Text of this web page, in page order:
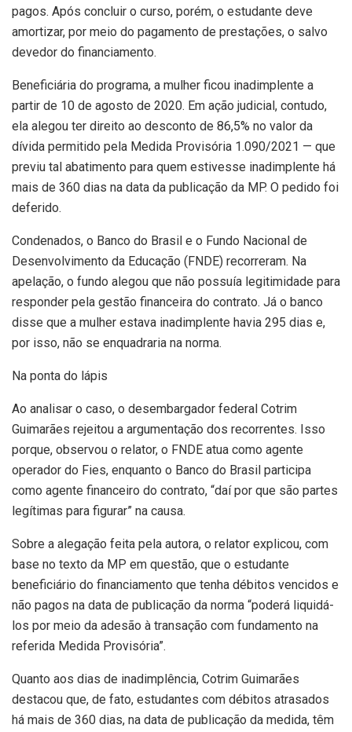
pagos. Após concluir o curso, porém, o estudante deve
amortizar, por meio do pagamento de prestações, o salvo
devedor do financiamento.
Beneficiária do programa, a mulher ficou inadimplente a
partir de 10 de agosto de 2020. Em ação judicial, contudo,
ela alegou ter direito ao desconto de 86,5% no valor da
dívida permitido pela Medida Provisória 1.090/2021 — que
previu tal abatimento para quem estivesse inadimplente há
mais de 360 dias na data da publicação da MP. O pedido foi
deferido.
Condenados, o Banco do Brasil e o Fundo Nacional de
Desenvolvimento da Educação (FNDE) recorreram. Na
apelação, o fundo alegou que não possuía legitimidade para
responder pela gestão financeira do contrato. Já o banco
disse que a mulher estava inadimplente havia 295 dias e,
por isso, não se enquadraria na norma.
Na ponta do lápis
Ao analisar o caso, o desembargador federal Cotrim
Guimarães rejeitou a argumentação dos recorrentes. Isso
porque, observou o relator, o FNDE atua como agente
operador do Fies, enquanto o Banco do Brasil participa
como agente financeiro do contrato, “daí por que são partes
legítimas para figurar” na causa.
Sobre a alegação feita pela autora, o relator explicou, com
base no texto da MP em questão, que o estudante
beneficiário do financiamento que tenha débitos vencidos e
não pagos na data de publicação da norma “poderá liquidá-
los por meio da adesão à transação com fundamento na
referida Medida Provisória”.
Quanto aos dias de inadimplência, Cotrim Guimarães
destacou que, de fato, estudantes com débitos atrasados
há mais de 360 dias, na data de publicação da medida, têm